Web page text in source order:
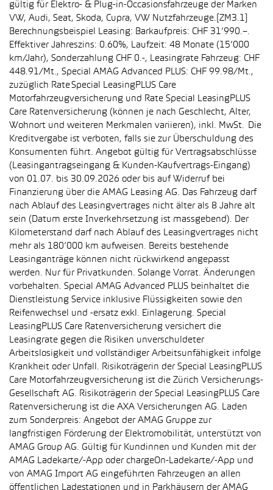
gültig für Elektro- & Plug-in-Occasionsfahrzeuge der Marken
VW, Audi, Seat, Skoda, Cupra, VW Nutzfahrzeuge.[ZM3.1]
Berechnungsbeispiel Leasing: Barkaufpreis: CHF 31’990.–.
Effektiver Jahreszins: 0.60%, Laufzeit: 48 Monate (15’000
km/Jahr), Sonderzahlung CHF 0.-, Leasingrate Fahrzeug: CHF
448.91/Mt., Special AMAG Advanced PLUS: CHF 99.98/Mt.,
zuzüglich Rate Special LeasingPLUS Care
Motorfahrzeugversicherung und Rate Special LeasingPLUS
Care Ratenversicherung (können je nach Geschlecht, Alter,
Wohnort und weiteren Merkmalen variieren), inkl. MwSt. Die
Kreditvergabe ist verboten, falls sie zur Überschuldung des
Konsumenten führt. Angebot gültig für Vertragsabschlüsse
(Leasingantragseingang & Kunden-Kaufvertrags-Eingang)
von 01.07. bis 30.09.2026 oder bis auf Widerruf bei
Finanzierung über die AMAG Leasing AG. Das Fahrzeug darf
nach Ablauf des Leasingvertrages nicht älter als 8 Jahre alt
sein (Datum erste Inverkehrsetzung ist massgebend). Der
Kilometerstand darf nach Ablauf des Leasingvertrages nicht
mehr als 180’000 km aufweisen. Bereits bestehende
Leasinganträge können nicht rückwirkend angepasst
werden. Nur für Privatkunden. Solange Vorrat. Änderungen
vorbehalten. Special AMAG Advanced PLUS beinhaltet die
Dienstleistung Service inklusive Flüssigkeiten sowie den
Reifenwechsel und -ersatz exkl. Einlagerung. Special
LeasingPLUS Care Ratenversicherung versichert die
Leasingrate gegen die Risiken unverschuldeter
Arbeitslosigkeit und vollständiger Arbeitsunfähigkeit infolge
Krankheit oder Unfall. Risikoträgerin der Special LeasingPLUS
Care Motorfahrzeugversicherung ist die Zürich Versicherungs-
Gesellschaft AG. Risikoträgerin der Special LeasingPLUS Care
Ratenversicherung ist die AXA Versicherungen AG. Laden
zum Sonderpreis: Angebot der AMAG Gruppe zur
langfristigen Förderung der Elektromobilität, unterstützt von
AMAG Group AG. Gültig für Kundinnen und Kunden mit der
AMAG Ladekarte/-App oder chargeOn-Ladekarte/-App und
von AMAG Import AG eingeführten Fahrzeugen an allen
öffentlichen Ladestationen und in Parkhäusern der AMAG